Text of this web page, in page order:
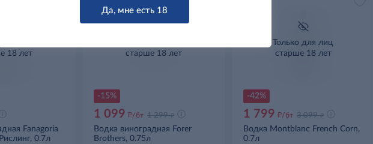
18 лет
Fanagoria
0.7л
Нет фото
-15%
старше 18 лет
1 099 д/бт 1 299 д
Водка виноградная Forer
Brothers, 0.75л
-42%
Только для лиц
старше 18 лет
1 799 д/бт 3 099 д
Водка Montblanc French Corn,
0.7л
Да, мне есть 18